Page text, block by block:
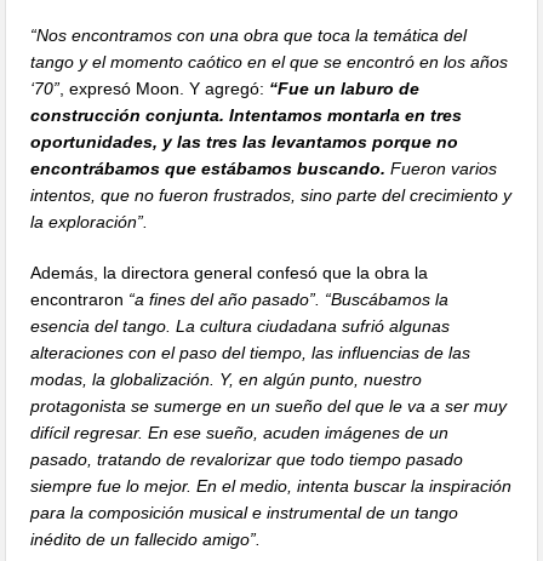
“Nos encontramos con una obra que toca la temática del
tango y el momento caótico en el que se encontró en los años
‘70”, expresó Moon. Y agregó: “Fue un laburo de
construcción conjunta. Intentamos montarla en tres
oportunidades, y las tres las levantamos porque no
encontrábamos que estábamos buscando. Fueron varios
intentos, que no fueron frustrados, sino parte del crecimiento y
la exploración”.
Además, la directora general confesó que la obra la
encontraron “a fines del año pasado”. “Buscábamos la
esencia del tango. La cultura ciudadana sufrió algunas
alteraciones con el paso del tiempo, las influencias de las
modas, la globalización. Y, en algún punto, nuestro
protagonista se sumerge en un sueño del que le va a ser muy
difícil regresar. En ese sueño, acuden imágenes de un
pasado, tratando de revalorizar que todo tiempo pasado
siempre fue lo mejor. En el medio, intenta buscar la inspiración
para la composición musical e instrumental de un tango
inédito de un fallecido amigo”.